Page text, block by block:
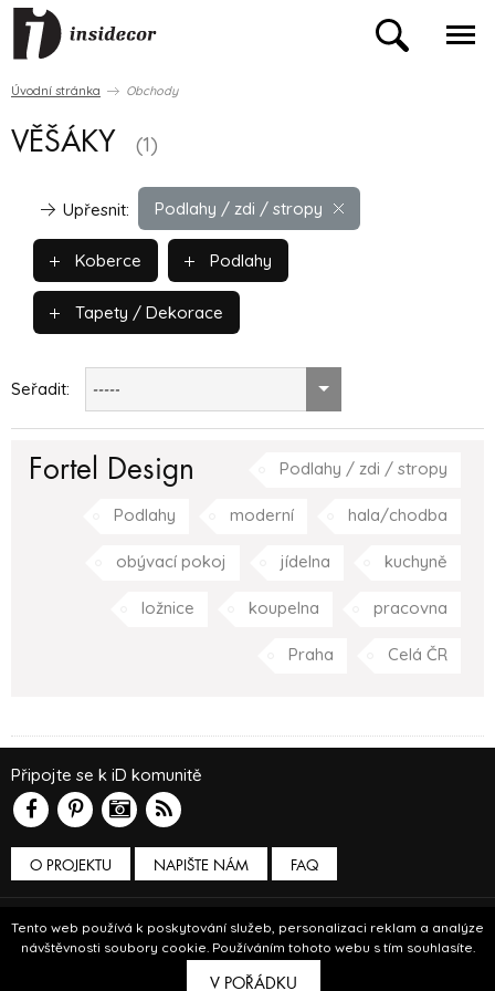
Tento web používá k poskytování služeb, personalizaci reklam a analýze
návštěvnosti soubory cookie. Používáním tohoto webu s tím souhlasíte.
V POŘÁDKU
Úvodní stránka Obchody
VĚŠÁKY (1)
Podlahy / zdi / stropy
Upřesnit:
Koberce Podlahy
Tapety / Dekorace
Seřadit: -----
Fortel Design Podlahy / zdi / stropy
Podlahy moderní hala/chodba
obývací pokoj jídelna kuchyně
ložnice koupelna pracovna
Praha Celá ČR
O PROJEKTU NAPIŠTE NÁM
Připojte se k iD komunitě
FAQ
Podmínky používání
© Insidecor 2013-2019.